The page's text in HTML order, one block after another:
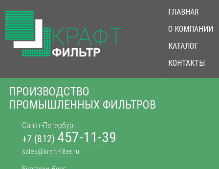
ПРОИЗВОДСТВО
ПРОМЫШЛЕННЫХ ФИЛЬТРОВ
Санкт-Петербург
+7 (812) 457-11-39
sales@kraft-filter.ru
ГЛАВНАЯ
О КОМПАНИИ
КАТАЛОГ
КОНТАКТЫ